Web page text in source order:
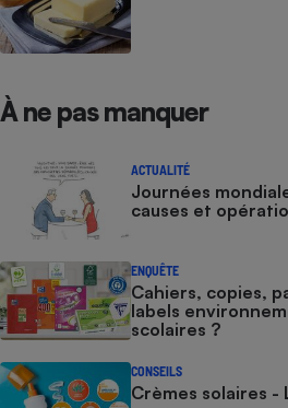
À ne pas manquer
ACTUALITÉ
Journées
causes et
ENQUÊTE
Cahiers, copies,
labels
scolaires ?
CONSEILS
Crèmes solaires -